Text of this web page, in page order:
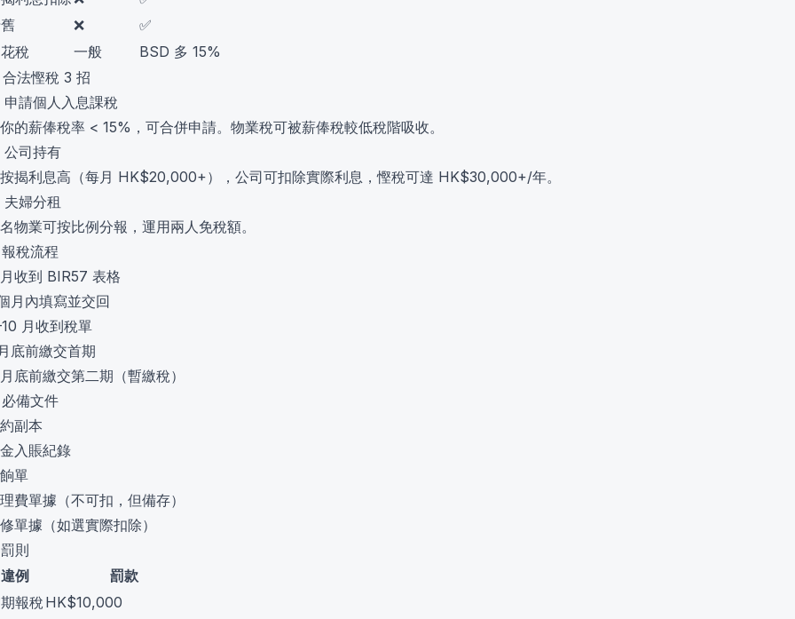
❌
✅
稅
一般
BSD 多 15%
法慳稅 3 招
請個人入息課稅
的薪俸稅率 < 15%，可合併申請。物業稅可被薪俸稅較低稅階吸收。
司持有
揭利息高（每月 HK$20,000+），公司可扣除實際利息，慳稅可達 HK$30,000+/年。
婦分租
物業可按比例分報，運用兩人免稅額。
稅流程
收到 BIR57 表格
月內填寫並交回
月收到稅單
底前繳交首期
底前繳交第二期（暫繳稅）
備文件
副本
入賬紀錄
單
費單據（不可扣，但備存）
單據（如選實際扣除）
則
違例
罰款
報稅 HK$10,000